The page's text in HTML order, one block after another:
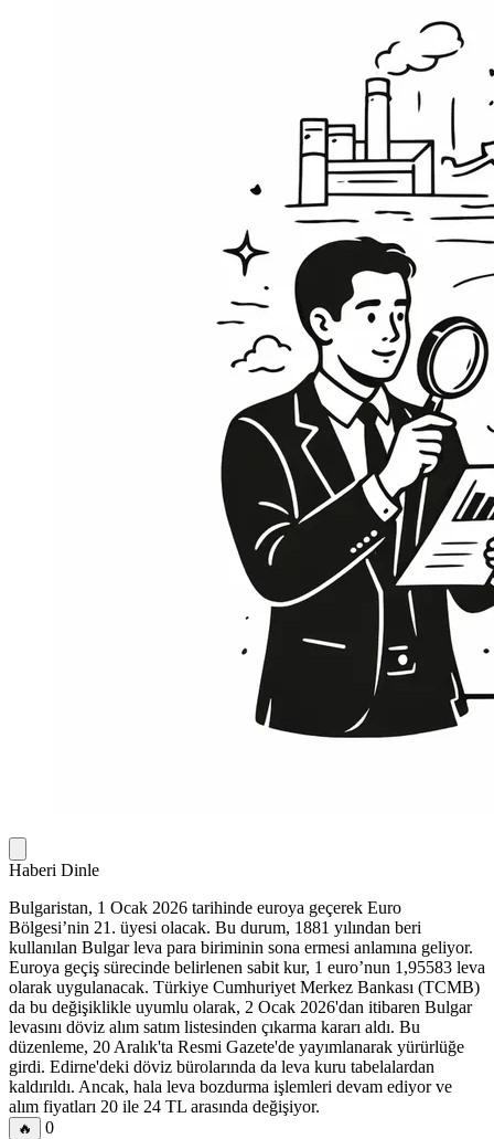
Haberi Dinle
Bulgaristan, 1 Ocak 2026 tarihinde euroya geçerek Euro
Bölgesi’nin 21. üyesi olacak. Bu durum, 1881 yılından beri
kullanılan Bulgar leva para biriminin sona ermesi anlamına geliyor.
Euroya geçiş sürecinde belirlenen sabit kur, 1 euro’nun 1,95583 leva
olarak uygulanacak. Türkiye Cumhuriyet Merkez Bankası (TCMB)
da bu değişiklikle uyumlu olarak, 2 Ocak 2026'dan itibaren Bulgar
levasını döviz alım satım listesinden çıkarma kararı aldı. Bu
düzenleme, 20 Aralık'ta Resmi Gazete'de yayımlanarak yürürlüğe
girdi. Edirne'deki döviz bürolarında da leva kuru tabelalardan
kaldırıldı. Ancak, hala leva bozdurma işlemleri devam ediyor ve
alım fiyatları 20 ile 24 TL arasında değişiyor.
🔥 0